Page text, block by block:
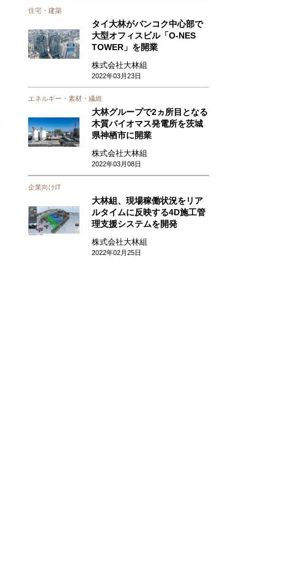
住宅・建築
タイ大林がバンコク中心部で
大型オフィスビル「O-NES
TOWER」を開業
株式会社大林組
2022年03月23日
エネルギー・素材・繊維
大林グループで2ヵ所目となる
木質バイオマス発電所を茨城
県神栖市に開業
株式会社大林組
2022年03月08日
企業向けIT
大林組、現場稼働状況をリア
ルタイムに反映する4D施工管
理支援システムを開発
株式会社大林組
2022年02月25日